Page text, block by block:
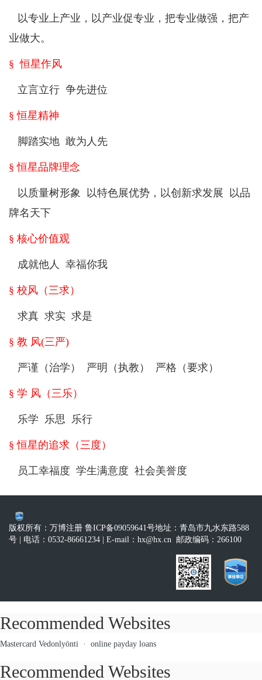
以专业上产业，以产业促专业，把专业做强，把产
业做大。
§ 恒星作风
立言立行 争先进位
§ 恒星精神
脚踏实地 敢为人先
§ 恒星品牌理念
以质量树形象 以特色展优势，以创新求发展 以品
牌名天下
§ 核心价值观
成就他人 幸福你我
§ 校风（三求）
求真 求实 求是
§ 教 风(三严)
严谨（治学） 严明（执教） 严格（要求）
§ 学 风（三乐）
乐学 乐思 乐行
§ 恒星的追求（三度）
员工幸福度 学生满意度 社会美誉度
版权所有：万博注册 鲁ICP备09059641号地址：青岛市九水东路588
号 | 电话：0532-86661234 | E-mail： hx@hx.cn 邮政编码：266100
Recommended Websites
Mastercard Vedonlyönti · online payday loans
Recommended Websites